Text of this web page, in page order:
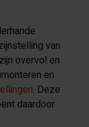
van
overvol en
en
. Deze
daardoor